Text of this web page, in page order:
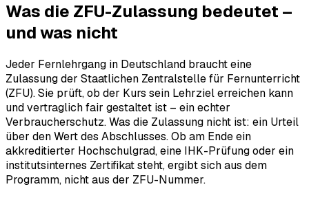
Was die ZFU-Zulassung bedeutet –
und was nicht
Jeder Fernlehrgang in Deutschland braucht eine
Zulassung der Staatlichen Zentralstelle für Fernunterricht
(ZFU). Sie prüft, ob der Kurs sein Lehrziel erreichen kann
und vertraglich fair gestaltet ist – ein echter
Verbraucherschutz. Was die Zulassung nicht ist: ein Urteil
über den Wert des Abschlusses. Ob am Ende ein
akkreditierter Hochschulgrad, eine IHK-Prüfung oder ein
institutsinternes Zertifikat steht, ergibt sich aus dem
Programm, nicht aus der ZFU-Nummer.